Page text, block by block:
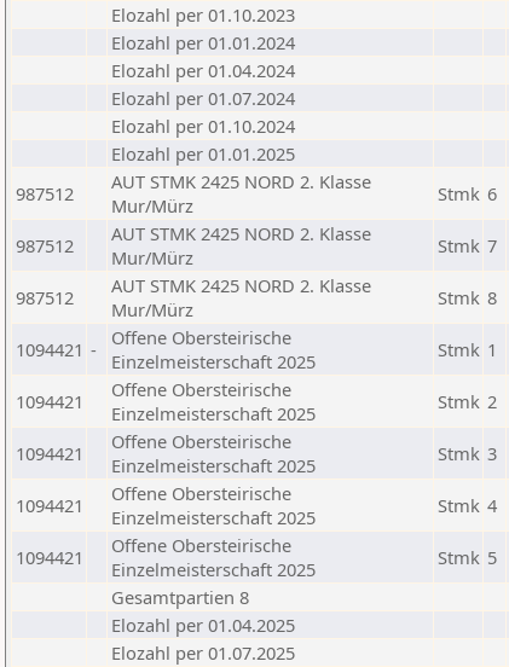
Elozahl per 01.10.2023
Elozahl per 01.01.2024
Elozahl per 01.04.2024
Elozahl per 01.07.2024
Elozahl per 01.10.2024
Elozahl per 01.01.2025
987512
AUT STMK 2425 NORD 2. Klasse
Mur/Mürz
Stmk 6
987512
AUT STMK 2425 NORD 2. Klasse
Mur/Mürz
Stmk 7
987512
AUT STMK 2425 NORD 2. Klasse
Mur/Mürz
Stmk 8
1094421 -
Offene Obersteirische
Einzelmeisterschaft 2025
Stmk 1
1094421
Offene Obersteirische
Einzelmeisterschaft 2025
Stmk 2
1094421
Offene Obersteirische
Einzelmeisterschaft 2025
Stmk 3
1094421
Offene Obersteirische
Einzelmeisterschaft 2025
Stmk 4
1094421
Offene Obersteirische
Einzelmeisterschaft 2025
Stmk 5
Gesamtpartien 8
Elozahl per 01.04.2025
Elozahl per 01.07.2025